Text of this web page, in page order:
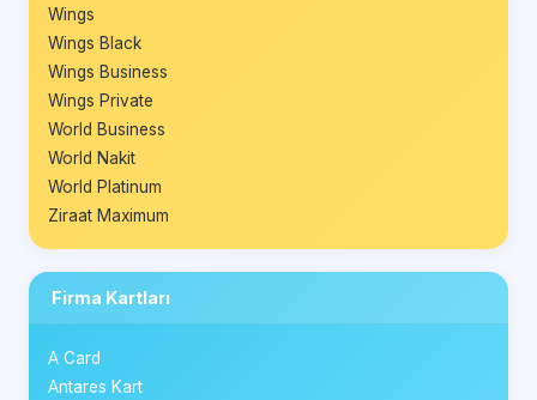
Wings
Wings Black
Wings Business
Wings Private
World Business
World Nakit
World Platinum
Ziraat Maximum
Firma Kartları
A Card
Antares Kart